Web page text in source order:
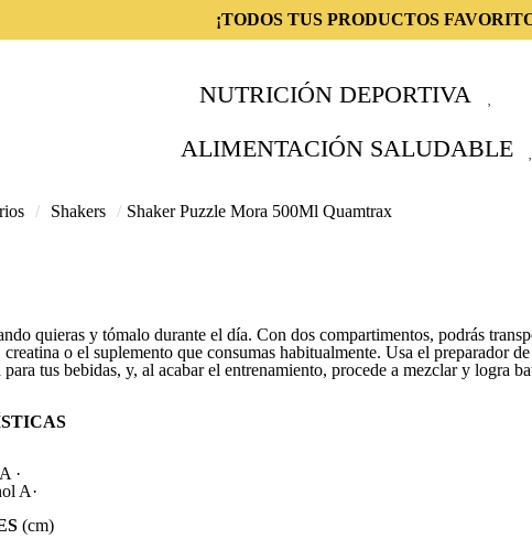
¡TODOS TUS PRODUCTOS
NUTRICIÓN DEPORTIVA
ALIMENTACIÓN SALUDABLE
/ Shakers / Shaker Puzzle Mora 500Ml Quamtrax
quieras y tómalo durante el día. Con dos compartimentos, podrás
o el suplemento que consumas habitualmente. Usa el preparador de
tus bebidas, y, al acabar el entrenamiento, procede a mezclar y logra
·
A·
(cm)